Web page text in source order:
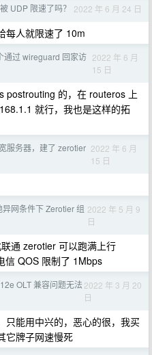
UDP 限速了吗？ 2022 年 6 月 24 日
每人就限速了 10m
通过 wireguard 回家访 2022 年 6 月
15 日
postrouting 的，在 routeros 上
就行，我也是这样的拓
服务器，建了 zerotier 2022 年 6 月
15 日
异网条件下 Zerotier 组 2022 年 5 月 9
日
通 zerotier 可以跑满上行
信 QOS 限制了 1Mbps
OLT 兼容问题无法2022 年 3 月 20
日
只能用中兴的，恶心的很，我买
它牌子网速慢死